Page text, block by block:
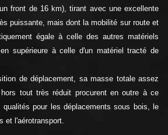
front de 16 km), tirant avec une excellente
puissante, mais dont la mobilité sur route et
égale à celle des autres matériels
supérieure à celle d'un matériel tracté de
de déplacement, sa masse totale assez
tout très réduit procurent en outre à ce
qualités pour les déplacements sous bois, le
et l'aérotransport.